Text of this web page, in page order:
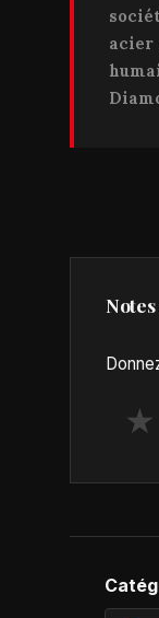
acier
★